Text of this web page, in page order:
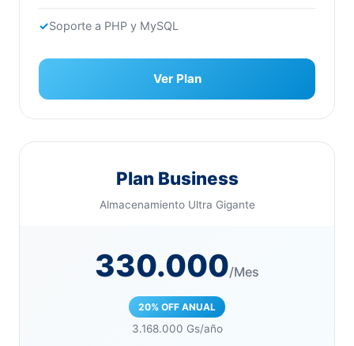
Soporte a PHP y MySQL
Ver Plan
Plan Business
Almacenamiento Ultra Gigante
330.000/Mes
20% OFF ANUAL
3.168.000 Gs/año